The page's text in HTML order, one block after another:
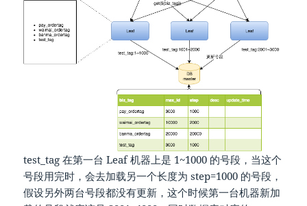
test_tag 在第一台 Leaf 机器上是 1~1000 的号段，当这个
号段用完时，会去加载另一个长度为 step=1000 的号段，
假设另外两台号段都没有更新，这个时候第一台机器新加